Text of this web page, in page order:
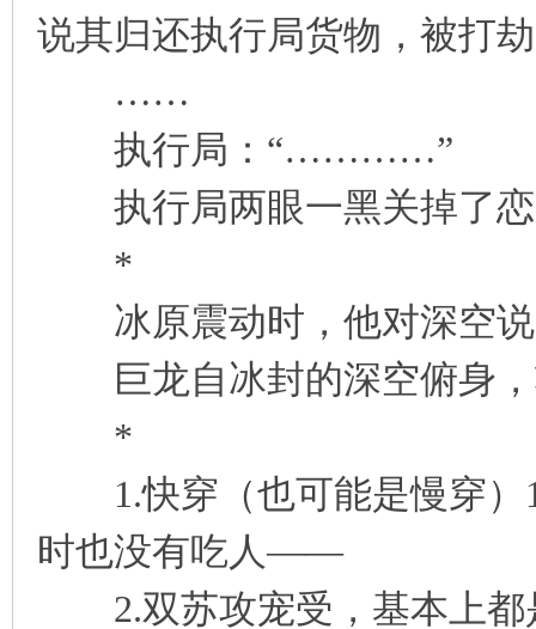
说其归还执行局货物，被打劫
……
执行局：“…………”
执行局两眼一黑关掉了恋
*
冰原震动时，他对深空说
巨龙自冰封的深空俯身，
*
1.快穿（也可能是慢穿）
时也没有吃人——
2.双苏攻宠受，基本上都